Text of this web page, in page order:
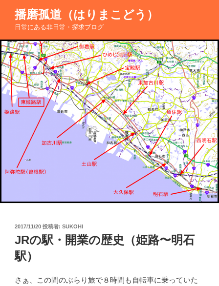
ン
ツ
へ
ス
キ
プ
播磨孤道（はりまこどう）
日常にある非日常・探求ブログ
投
稿
日:
2017/11/20 投稿者: SUKOHI
JRの駅・開業の歴史（姫路〜明石
駅）
さぁ、この間のぶらり旅で８時間も自転車に乗っていた